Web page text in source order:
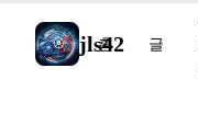
jls42
홈 글